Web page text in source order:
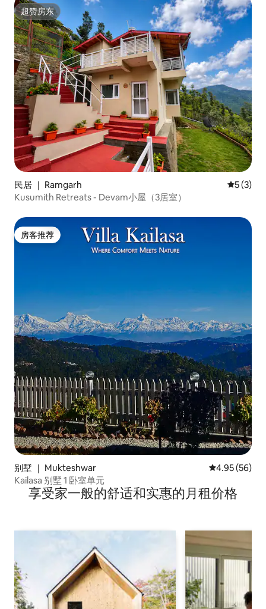
超赞房东
超赞房东
民居 ｜ Ramgarh 平均评分
5 (3)
Kusumith Retreats - Devam小屋（3居室）
房客推荐
房客推荐
别墅 ｜ Mukteshwar 平均评分
4.95 (56)
Kailasa 别墅 1 卧室单元
享受家一般的舒适和实惠的月租价格